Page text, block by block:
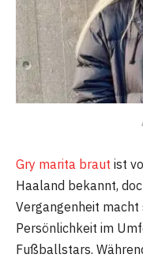
Gry marita braut ist
Haaland bekannt,
Vergangenheit macht
Persönlichkeit im
Fußballstars.